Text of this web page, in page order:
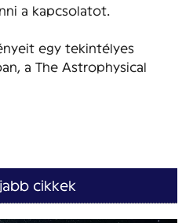
a kapcsolatot.
egy tekintélyes
a The Astrophysical
cikkek